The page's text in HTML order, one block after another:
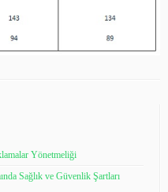
Yönetmeliği
Sağlık ve Güvenlik Şartları